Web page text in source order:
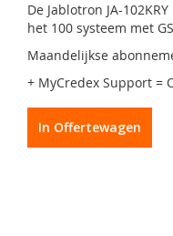
De Jablotron JA-
het 100 systeem met
Maandelijkse
+ MyCredex Support =
In Offertewagen